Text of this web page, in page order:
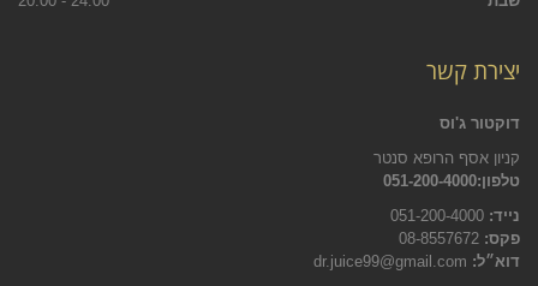
יצירת קשר
דוקטור ג'וס
קניון אסף הרופא סנטר
טלפון:051-200-4000
נייד:
פקס:
דוא״ל: